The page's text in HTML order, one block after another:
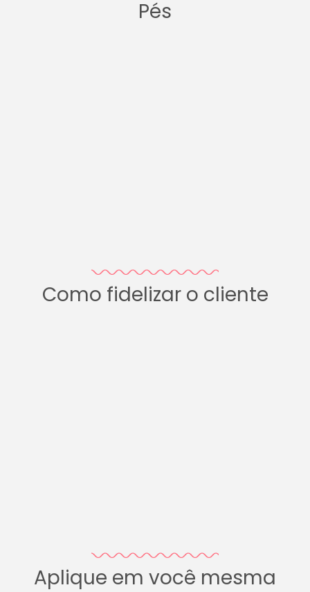
Pés
Como fidelizar o cliente
Aplique em você mesma